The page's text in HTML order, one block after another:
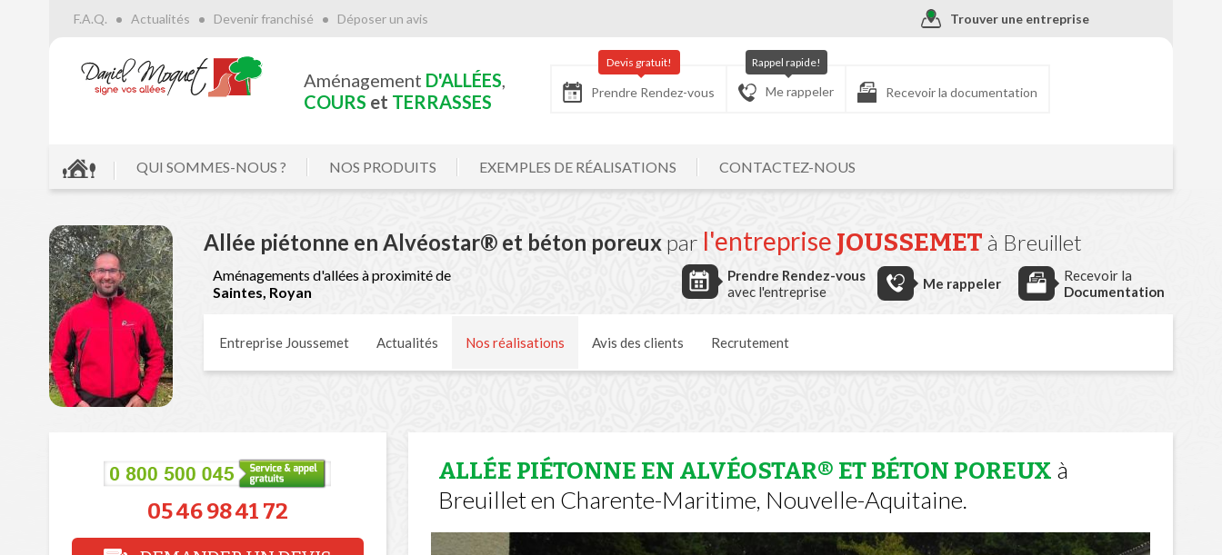
Trouver une entreprise
F.A.Q. Actualités Devenir franchisé Déposer un avis
Aménagement D'ALLÉES,
COURS et TERRASSES Prendre Rendez-vous
Devis gratuit!
Me rappeler
Rappel rapide!
Recevoir la documentation
QUI SOMMES-NOUS ? NOS PRODUITS EXEMPLES DE RÉALISATIONS CONTACTEZ-NOUS
Allée piétonne en Alvéostar® et béton poreuxpar l'entreprise JOUSSEMET à Breuillet
Aménagements d'allées à proximité de
Saintes, Royan
Prendre Rendez-vous
avec l'entreprise
Me rappeler
Recevoir la
Documentation
Entreprise Joussemet Actualités Nos réalisations Avis des clients Recrutement
05 46 98 41 72
ALLÉE PIÉTONNE EN ALVÉOSTAR® ET BÉTON POREUX à
Breuillet en Charente-Maritime, Nouvelle-Aquitaine.